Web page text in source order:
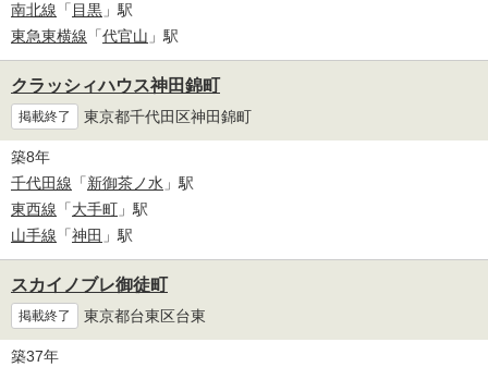
南北線 「 目黒 」駅
東急東横線 「代官山 」駅
クラッシィハウス神田錦町
掲載終了 東京都千代田区神田錦町
築8年
千代田線 「新御茶ノ水 」駅
東西線 「大手町 」駅
山手線 「神田 」駅
スカイノブレ御徒町
掲載終了 東京都台東区台東
築37年